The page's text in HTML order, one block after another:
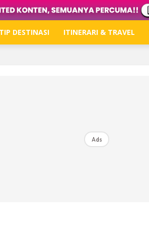
DESTINASI ITINERARI & TRAVEL
Ads